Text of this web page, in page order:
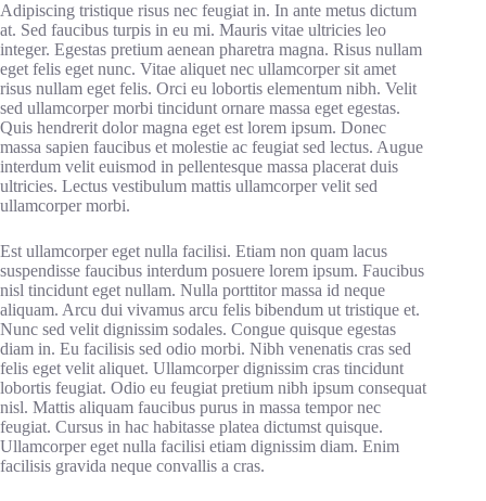
Adipiscing tristique risus nec feugiat in. In ante metus dictum
at. Sed faucibus turpis in eu mi. Mauris vitae ultricies leo
integer. Egestas pretium aenean pharetra magna. Risus nullam
eget felis eget nunc. Vitae aliquet nec ullamcorper sit amet
risus nullam eget felis. Orci eu lobortis elementum nibh. Velit
sed ullamcorper morbi tincidunt ornare massa eget egestas.
Quis hendrerit dolor magna eget est lorem ipsum. Donec
massa sapien faucibus et molestie ac feugiat sed lectus. Augue
interdum velit euismod in pellentesque massa placerat duis
ultricies. Lectus vestibulum mattis ullamcorper velit sed
ullamcorper morbi.
Est ullamcorper eget nulla facilisi. Etiam non quam lacus
suspendisse faucibus interdum posuere lorem ipsum. Faucibus
nisl tincidunt eget nullam. Nulla porttitor massa id neque
aliquam. Arcu dui vivamus arcu felis bibendum ut tristique et.
Nunc sed velit dignissim sodales. Congue quisque egestas
diam in. Eu facilisis sed odio morbi. Nibh venenatis cras sed
felis eget velit aliquet. Ullamcorper dignissim cras tincidunt
lobortis feugiat. Odio eu feugiat pretium nibh ipsum consequat
nisl. Mattis aliquam faucibus purus in massa tempor nec
feugiat. Cursus in hac habitasse platea dictumst quisque.
Ullamcorper eget nulla facilisi etiam dignissim diam. Enim
facilisis gravida neque convallis a cras.